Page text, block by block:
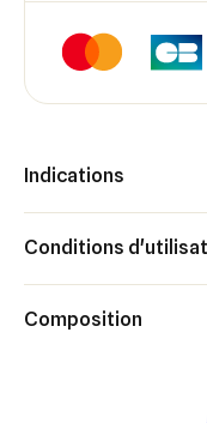
Indications
Conditions
Composition
Créer une nouvelle